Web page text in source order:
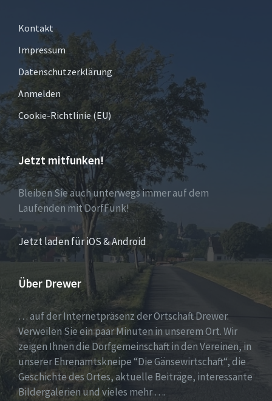
Kontakt
Impressum
Datenschutzerklärung
Anmelden
Cookie-Richtlinie (EU)
Jetzt mitfunken!
Bleiben Sie auch unterwegs immer auf dem
Laufenden mit DorfFunk!
Jetzt laden für iOS & Android
Über Drewer
… auf der Internetpräsenz der Ortschaft Drewer.
Verweilen Sie ein paar Minuten in unserem Ort. Wir
zeigen Ihnen die Dorfgemeinschaft in den Vereinen, in
unserer Ehrenamtskneipe “Die Gänsewirtschaft“, die
Geschichte des Ortes, aktuelle Beiträge, interessante
Bildergalerien und vieles mehr ….